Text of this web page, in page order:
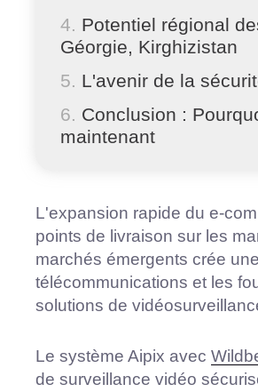
Potentiel régional
Géorgie, Kirghizistan
L'avenir de la
Conclusion :
maintenant
L'expansion rapide du e-
points de livraison sur les
marchés émergents crée
télécommunications et les
solutions de
Le système Aipix avec
de surveillance vidéo